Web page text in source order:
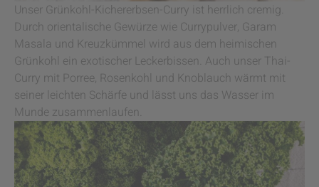
Unser Grünkohl-Kichererbsen-Curry ist herrlich cremig.
Durch orientalische Gewürze wie Currypulver, Garam
Masala und Kreuzkümmel wird aus dem heimischen
Grünkohl ein exotischer Leckerbissen. Auch unser Thai-
Curry mit Porree, Rosenkohl und Knoblauch wärmt mit
seiner leichten Schärfe und lässt uns das Wasser im
Munde zusammenlaufen.